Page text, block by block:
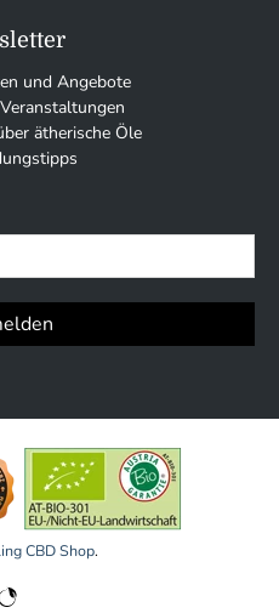
und Angebote
ätherische Öle
CBD Shop.